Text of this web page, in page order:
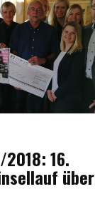
16.
über